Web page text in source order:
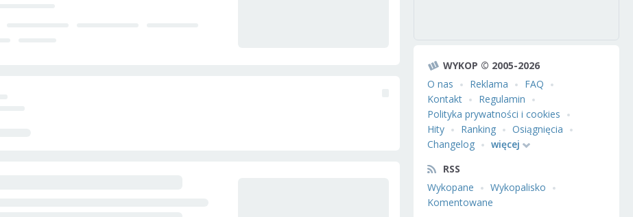
WYKOP © 2005-2026
O nas
Reklama
FAQ
Kontakt
Regulamin
Polityka prywatności i cookies
Hity
Ranking
Osiągnięcia
Changelog
więcej
RSS
Wykopane
Wykopalisko
Komentowane